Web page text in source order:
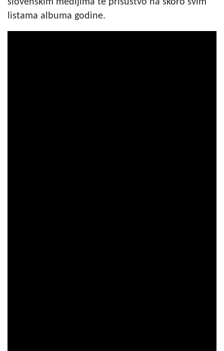
listama albuma godine.